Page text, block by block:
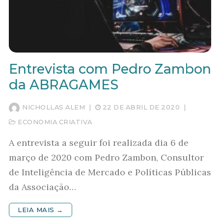
Entrevista com Pedro Zambon
da ABRAGAMES
NICHOLLAS ALEM | 22 DE ABRIL DE 2020
|
ECONOMIA CRIATIVA
A entrevista a seguir foi realizada dia 6 de
março de 2020 com Pedro Zambon, Consultor
de Inteligência de Mercado e Políticas Públicas
da Associação…
LEIA MAIS →